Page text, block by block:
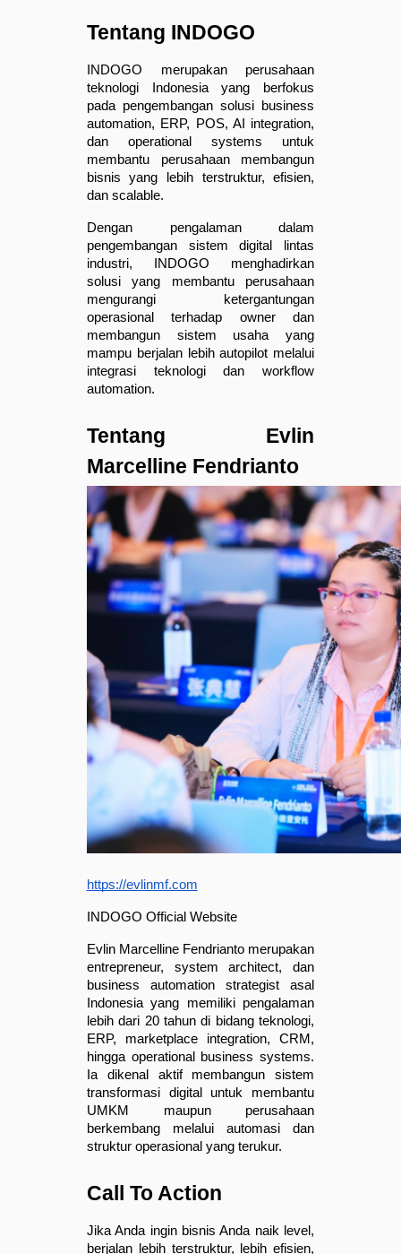
Tentang INDOGO
INDOGO merupakan perusahaan
teknologi Indonesia yang berfokus
pada pengembangan solusi business
automation, ERP, POS, AI integration,
dan operational systems untuk
membantu perusahaan membangun
bisnis yang lebih terstruktur, efisien,
dan scalable.
Dengan pengalaman dalam
pengembangan sistem digital lintas
industri, INDOGO menghadirkan
solusi yang membantu perusahaan
mengurangi ketergantungan
operasional terhadap owner dan
membangun sistem usaha yang
mampu berjalan lebih autopilot melalui
integrasi teknologi dan workflow
automation.
Tentang Evlin
Marcelline Fendrianto
https://evlinmf.com
INDOGO Official Website
Evlin Marcelline Fendrianto merupakan
entrepreneur, system architect, dan
business automation strategist asal
Indonesia yang memiliki pengalaman
lebih dari 20 tahun di bidang teknologi,
ERP, marketplace integration, CRM,
hingga operational business systems.
Ia dikenal aktif membangun sistem
transformasi digital untuk membantu
UMKM maupun perusahaan
berkembang melalui automasi dan
struktur operasional yang terukur.
Call To Action
Jika Anda ingin bisnis Anda naik level,
berjalan lebih terstruktur, lebih efisien,